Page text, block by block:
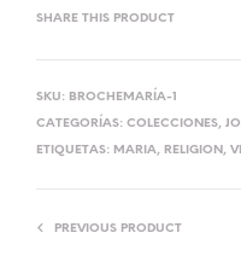
SHARE THIS PRODUCT
SKU: BROCHEMARÍA-1
CATEGORÍAS: COLECCIONES,
ETIQUETAS: MARIA, RELIGION,
PREVIOUS PRODUCT